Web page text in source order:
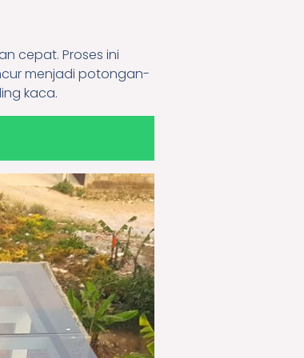
cepat. Proses ini
menjadi potongan-
kaca.